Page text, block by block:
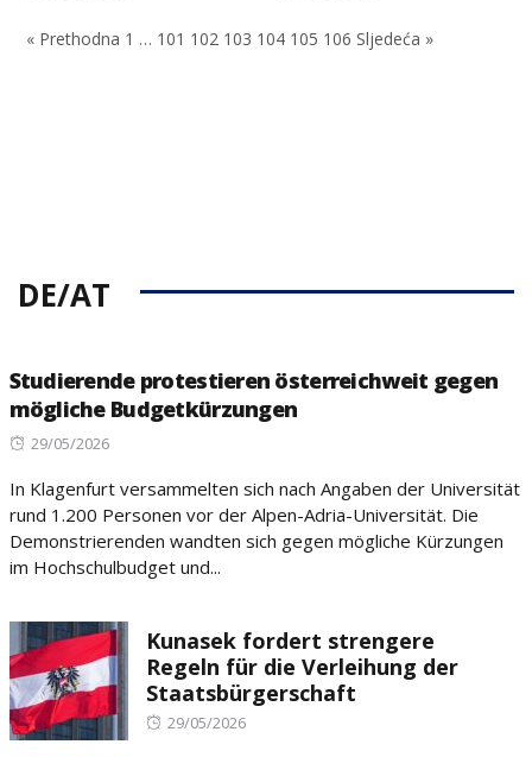
« Prethodna 1 … 101 102 103 104 105 106 Sljedeća »
DE/AT
Studierende protestieren österreichweit gegen
mögliche Budgetkürzungen
Posted
29/05/2026
In Klagenfurt versammelten sich nach Angaben der Universität
rund 1.200 Personen vor der Alpen-Adria-Universität. Die
Demonstrierenden wandten sich gegen mögliche Kürzungen
im Hochschulbudget und...
Kunasek fordert strengere
Regeln für die Verleihung der
Staatsbürgerschaft
Posted
29/05/2026